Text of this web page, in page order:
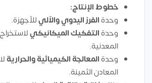
خطوط الإنتاج:
وحدةالفرز اليدوي والآليللأجهزة.
وحدةالتفكيك الميكانيكي
المعدنية.
وحدةالمعالجة الكيميائية والحرارية
المعادن الثمينة.